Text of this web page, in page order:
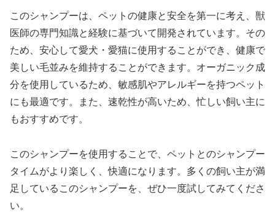
このシャンプーは、ペットの健康と安全を第一に考え、獣
医師の専門知識と経験に基づいて開発されています。その
ため、安心して愛犬・愛猫に使用することができ、健康で
美しい毛並みを維持することができます。オーガニック成
分を使用しているため、敏感肌やアレルギーを持つペット
にも最適です。また、速乾性が高いため、忙しい飼い主に
もおすすめです。
このシャンプーを使用することで、ペットとのシャンプー
タイムがより楽しく、快適になります。多くの飼い主が満
足しているこのシャンプーを、ぜひ一度試してみてくださ
い。